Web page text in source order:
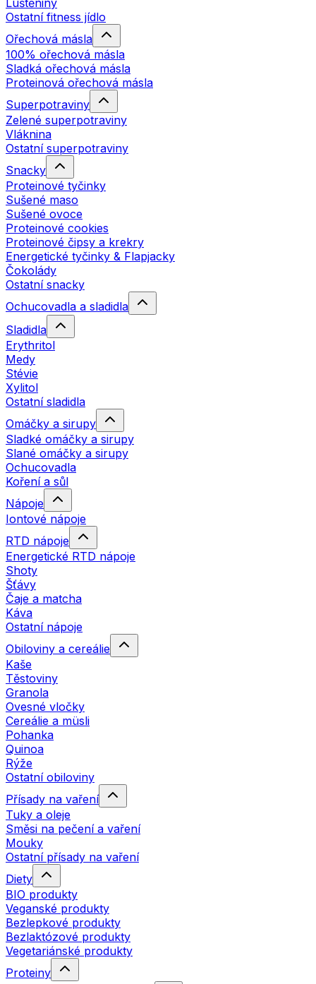
Luštěniny
Ostatní fitness jídlo
Ořechová másla
100% ořechová másla
Sladká ořechová másla
Proteinová ořechová másla
Superpotraviny
Zelené superpotraviny
Vláknina
Ostatní superpotraviny
Snacky
Proteinové tyčinky
Sušené maso
Sušené ovoce
Proteinové cookies
Proteinové čipsy a krekry
Energetické tyčinky & Flapjacky
Čokolády
Ostatní snacky
Ochucovadla a sladidla
Sladidla
Erythritol
Medy
Stévie
Xylitol
Ostatní sladidla
Omáčky a sirupy
Sladké omáčky a sirupy
Slané omáčky a sirupy
Ochucovadla
Koření a sůl
Nápoje
Iontové nápoje
RTD nápoje
Energetické RTD nápoje
Shoty
Šťávy
Čaje a matcha
Káva
Ostatní nápoje
Obiloviny a cereálie
Kaše
Těstoviny
Granola
Ovesné vločky
Cereálie a müsli
Pohanka
Quinoa
Rýže
Ostatní obiloviny
Přísady na vaření
Tuky a oleje
Směsi na pečení a vaření
Mouky
Ostatní přísady na vaření
Diety
BIO produkty
Veganské produkty
Bezlepkové produkty
Bezlaktózové produkty
Vegetariánské produkty
Proteiny